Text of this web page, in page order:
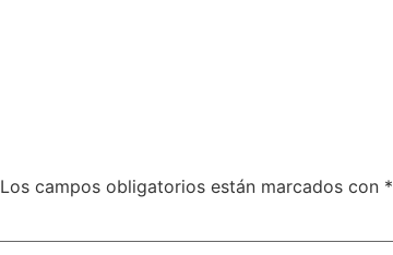
Los campos obligatorios están marcados con *